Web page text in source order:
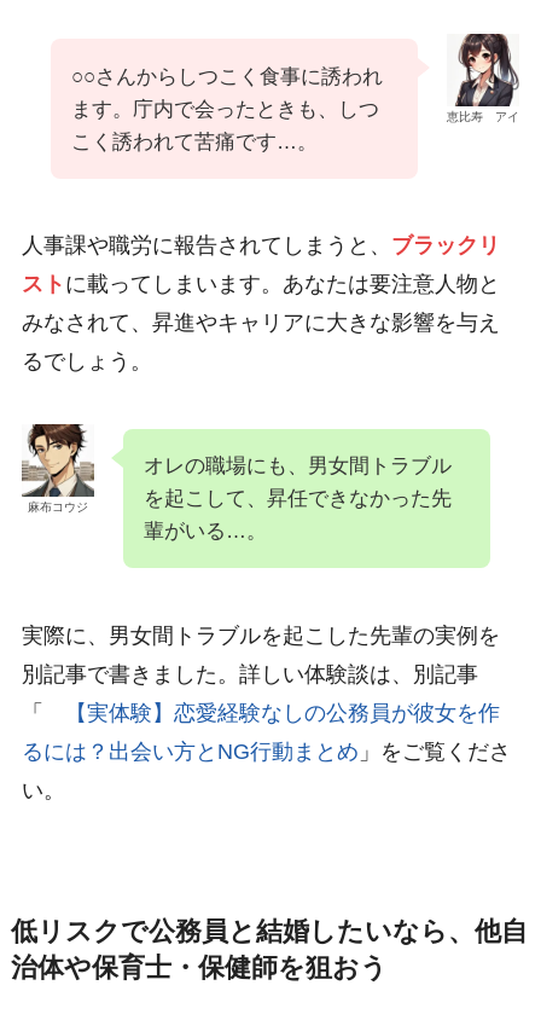
恵比寿 アイ
○○さんからしつこく食事に誘われ
ます。庁内で会ったときも、しつ
こく誘われて苦痛です…。
人事課や職労に報告されてしまうと、 ブラックリ
スト に載ってしまいます。あなたは要注意人物と
みなされて、昇進やキャリアに大きな影響を与え
るでしょう。
麻布コウジ
オレの職場にも、男女間トラブル
を起こして、昇任できなかった先
輩がいる…。
実際に、男女間トラブルを起こした先輩の実例を
別記事で書きました。詳しい体験談は、別記事
「
【実体験】恋愛経験なしの公務員が彼女を作
るには？出会い方とNG行動まとめ 」をご覧くださ
い。
低リスクで公務員と結婚したいなら、他自
治体や保育士・保健師を狙おう